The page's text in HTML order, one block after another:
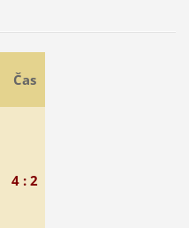
Čas
4 : 2